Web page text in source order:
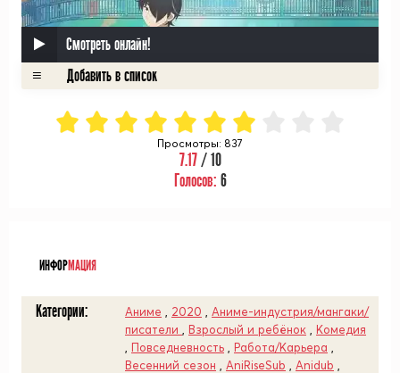
Смотреть онлайн!
Просмотры: 837
7.17/ 10
Голосов: 6
ИНФОРМАЦИЯ
Категории: Аниме 2020
Аниме-индустрия/мангаки/
писатели
Взрослый и ребёнок
Комедия
Повседневность Работа/Карьера
Весенний сезон
AniRiseSub Anidub